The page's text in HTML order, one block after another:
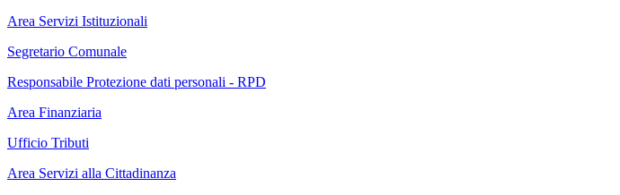
Area Servizi Istituzionali
Segretario Comunale
Responsabile Protezione dati personali - RPD
Area Finanziaria
Ufficio Tributi
Area Servizi alla Cittadinanza